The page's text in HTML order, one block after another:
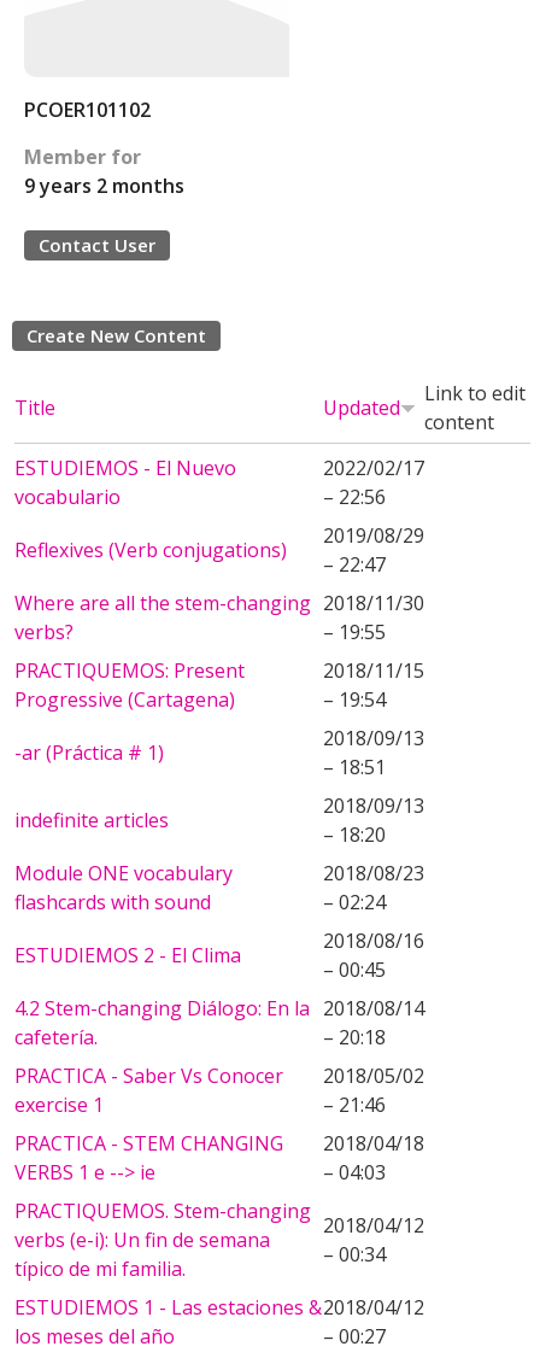
PCOER101102
Member for
9 years 2 months
Contact User
Create New Content
Title Updated
Link to edit
content
ESTUDIEMOS - El Nuevo
vocabulario
2022/02/17
– 22:56
Reflexives (Verb conjugations)
2019/08/29
– 22:47
Where are all the stem-changing
verbs?
2018/11/30
– 19:55
PRACTIQUEMOS: Present
Progressive (Cartagena)
2018/11/15
– 19:54
-ar (Práctica # 1)
2018/09/13
– 18:51
indefinite articles
2018/09/13
– 18:20
Module ONE vocabulary
flashcards with sound
2018/08/23
– 02:24
ESTUDIEMOS 2 - El Clima
2018/08/16
– 00:45
4.2 Stem-changing Diálogo: En la
cafetería.
2018/08/14
– 20:18
PRACTICA - Saber Vs Conocer
exercise 1
2018/05/02
– 21:46
PRACTICA - STEM CHANGING
VERBS 1 e --> ie
2018/04/18
– 04:03
PRACTIQUEMOS. Stem-changing
verbs (e-i): Un fin de semana
típico de mi familia.
2018/04/12
– 00:34
ESTUDIEMOS 1 - Las estaciones &
los meses del año
2018/04/12
– 00:27